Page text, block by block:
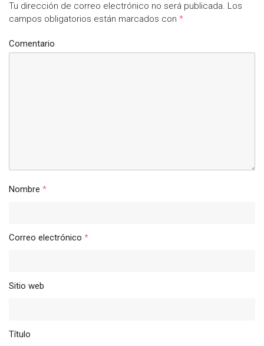
Tu dirección de correo electrónico no será publicada. Los
campos obligatorios están marcados con *
Comentario
Nombre *
Correo electrónico *
Sitio web
Título